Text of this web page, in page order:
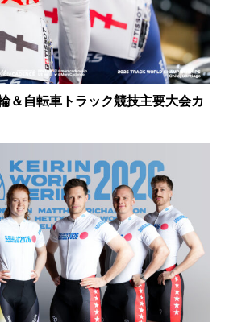
＆自転車トラック競技主要大会カ